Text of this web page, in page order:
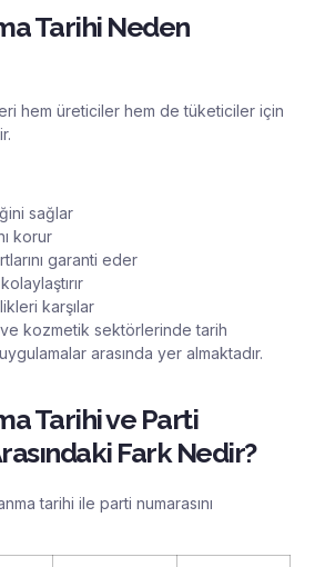
Tarihi Neden
hem üreticiler hem de tüketiciler için
sağlar
korur
garanti eder
karşılar
kozmetik sektörlerinde tarih
arasında yer almaktadır.
Tarihi ve Parti
Fark Nedir?
tarihi ile parti numarasını